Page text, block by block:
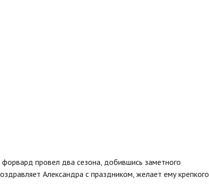
провел два сезона, добившись заметного
Александра с праздником, желает ему крепкого